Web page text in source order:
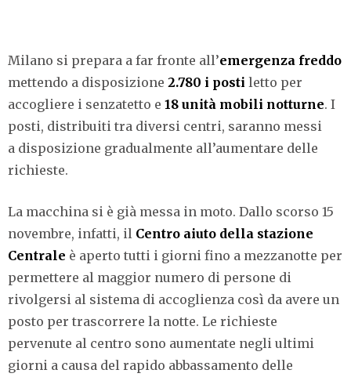
Milano si prepara a far fronte all’emergenza freddo
mettendo a disposizione 2.780 i posti letto per
accogliere i senzatetto e 18 unità mobili notturne. I
posti, distribuiti tra diversi centri, saranno messi
a disposizione gradualmente all’aumentare delle
richieste.
La macchina si è già messa in moto. Dallo scorso 15
novembre, infatti, il Centro aiuto della stazione
Centrale è aperto tutti i giorni fino a mezzanotte per
permettere al maggior numero di persone di
rivolgersi al sistema di accoglienza così da avere un
posto per trascorrere la notte. Le richieste
pervenute al centro sono aumentate negli ultimi
giorni a causa del rapido abbassamento delle